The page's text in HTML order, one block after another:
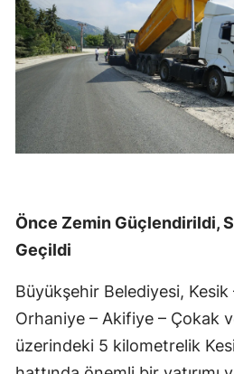
Önce Zemin Güçlendirildi,
Geçildi
Büyükşehir Belediyesi, Kesik
Orhaniye – Akifiye – Çokak
üzerindeki 5 kilometrelik